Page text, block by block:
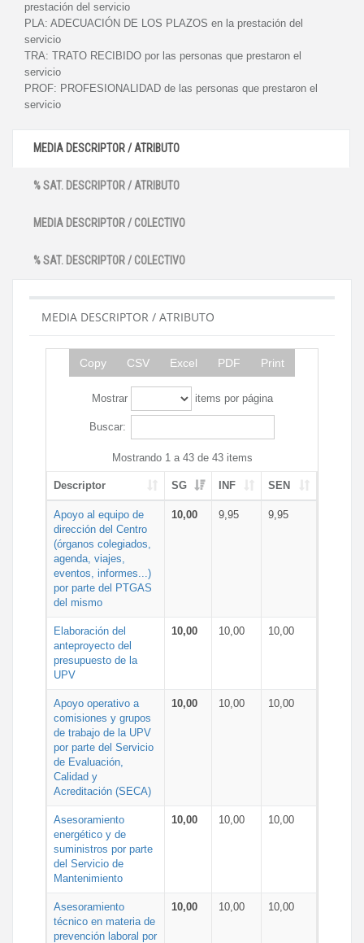
prestación del servicio
PLA: ADECUACIÓN DE LOS PLAZOS en la prestación del
servicio
TRA: TRATO RECIBIDO por las personas que prestaron el
servicio
PROF: PROFESIONALIDAD de las personas que prestaron el
servicio
MEDIA DESCRIPTOR / ATRIBUTO
% SAT. DESCRIPTOR / ATRIBUTO
MEDIA DESCRIPTOR / COLECTIVO
% SAT. DESCRIPTOR / COLECTIVO
MEDIA DESCRIPTOR / ATRIBUTO
Copy CSV Excel PDF Print
Mostrar items por página
Buscar:
Mostrando 1 a 43 de 43 items
Descriptor SG INF SEN
Apoyo al equipo de
dirección del Centro
(órganos colegiados,
agenda, viajes,
eventos, informes...)
por parte del PTGAS
del mismo
10,00 9,95 9,95
Elaboración del
anteproyecto del
presupuesto de la
UPV
10,00 10,00 10,00
Apoyo operativo a
comisiones y grupos
de trabajo de la UPV
por parte del Servicio
de Evaluación,
Calidad y
Acreditación (SECA)
10,00 10,00 10,00
Asesoramiento
energético y de
suministros por parte
del Servicio de
Mantenimiento
10,00 10,00 10,00
Asesoramiento
técnico en materia de
prevención laboral por
10,00 10,00 10,00